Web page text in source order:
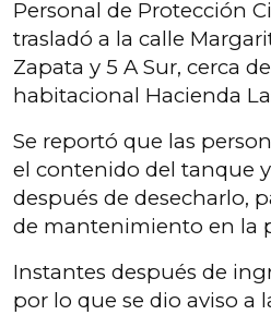
Personal de Protección
trasladó a la calle
Zapata y 5 A Sur, cerca
habitacional Hacienda
Se reportó que las
el contenido del tanque
después de desecharlo,
de mantenimiento en la
Instantes después de
por lo que se dio aviso a